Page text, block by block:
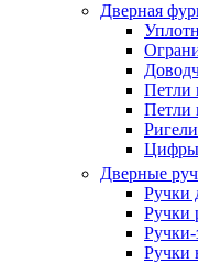
Дверная
Петли
Петли
Ригели
Цифры
Дверные
Ручки
Ручки
Ручки